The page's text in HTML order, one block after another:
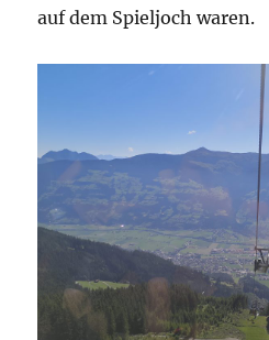
auf dem Spieljoch waren.